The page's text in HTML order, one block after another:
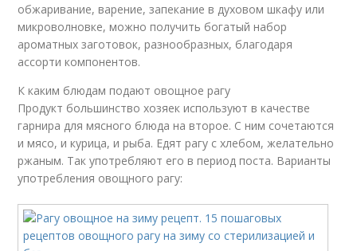
обжаривание, варение, запекание в духовом шкафу или
микроволновке, можно получить богатый набор
ароматных заготовок, разнообразных, благодаря
ассорти компонентов.
К каким блюдам подают овощное рагу
Продукт большинство хозяек используют в качестве
гарнира для мясного блюда на второе. С ним сочетаются
и мясо, и курица, и рыба. Едят рагу с хлебом, желательно
ржаным. Так употребляют его в период поста. Варианты
употребления овощного рагу: